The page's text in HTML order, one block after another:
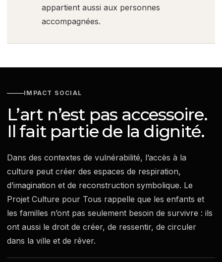
appartient aussi aux personnes
accompagnées.
IMPACT SOCIAL
L’art n’est pas accessoire.
Il fait partie de la dignité.
Dans des contextes de vulnérabilité, l’accès à la
culture peut créer des espaces de respiration,
d’imagination et de reconstruction symbolique. Le
Projet Culture pour Tous rappelle que les enfants et
les familles n’ont pas seulement besoin de survivre : ils
ont aussi le droit de créer, de ressentir, de circuler
dans la ville et de rêver.